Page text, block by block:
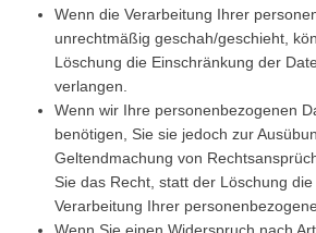
Wenn die Verarbeitung Ihrer
unrechtmäßig geschah/geschieht,
Löschung die Einschränkung der
verlangen.
Wenn wir Ihre personenbezogenen
benötigen, Sie sie jedoch zur
Geltendmachung von
Sie das Recht, statt der Löschung
Verarbeitung Ihrer